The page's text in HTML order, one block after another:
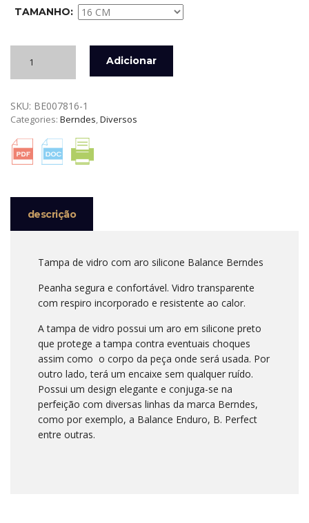
TAMANHO:
TAMPA
VIDRO
COM
SILICONE
E
Adicionar
SKU: BE007816-1
Categories: Berndes,Diversos
descrição
Tampa de vidro com aro silicone Balance Berndes
Peanha segura e confortável. Vidro transparente
com respiro incorporado e resistente ao calor.
A tampa de vidro possui um aro em silicone preto
que protege a tampa contra eventuais choques
assim como o corpo da peça onde será usada. Por
outro lado, terá um encaixe sem qualquer ruído.
Possui um design elegante e conjuga-se na
perfeição com diversas linhas da marca Berndes,
como por exemplo, a Balance Enduro, B. Perfect
entre outras.